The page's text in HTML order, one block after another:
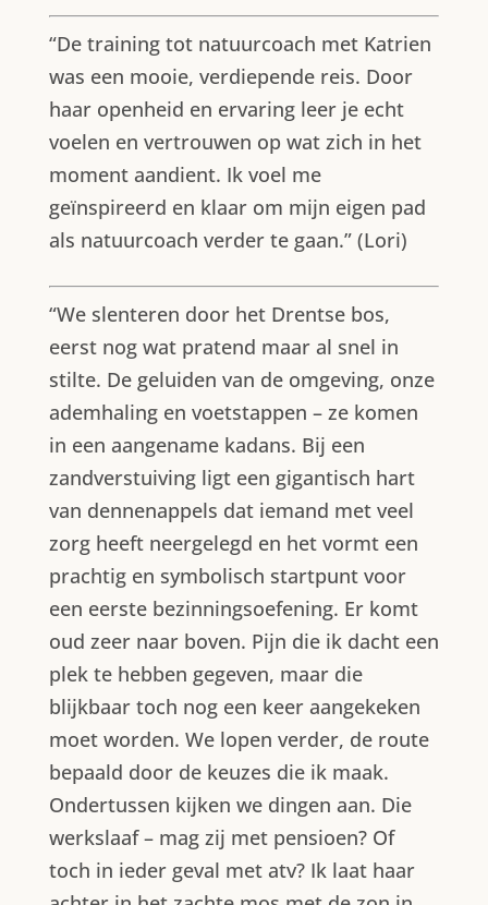
“De training tot natuurcoach met Katrien
was een mooie, verdiepende reis. Door
haar openheid en ervaring leer je echt
voelen en vertrouwen op wat zich in het
moment aandient. Ik voel me
geïnspireerd en klaar om mijn eigen pad
als natuurcoach verder te gaan.” (Lori)
“We slenteren door het Drentse bos,
eerst nog wat pratend maar al snel in
stilte. De geluiden van de omgeving, onze
ademhaling en voetstappen – ze komen
in een aangename kadans. Bij een
zandverstuiving ligt een gigantisch hart
van dennenappels dat iemand met veel
zorg heeft neergelegd en het vormt een
prachtig en symbolisch startpunt voor
een eerste bezinningsoefening. Er komt
oud zeer naar boven. Pijn die ik dacht een
plek te hebben gegeven, maar die
blijkbaar toch nog een keer aangekeken
moet worden. We lopen verder, de route
bepaald door de keuzes die ik maak.
Ondertussen kijken we dingen aan. Die
werkslaaf – mag zij met pensioen? Of
toch in ieder geval met atv? Ik laat haar